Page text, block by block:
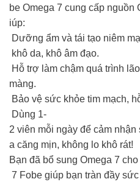
be Omega 7 cung cấp nguồn
iúp:
Dưỡng ẩm và tái tạo niêm
khô da, khô âm đạo.
Hỗ trợ làm chậm quá trình
màng.
Bảo vệ sức khỏe tim mạch,
Dùng 1-
2 viên mỗi ngày để cảm
a căng mịn, không lo khô rát!
Bạn đã bổ sung Omega 7
7 Fobe giúp bạn tràn đầy